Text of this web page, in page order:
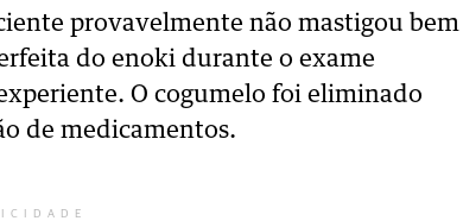
provavelmente não mastigou bem
do enoki durante o exame
O cogumelo foi eliminado
de medicamentos.